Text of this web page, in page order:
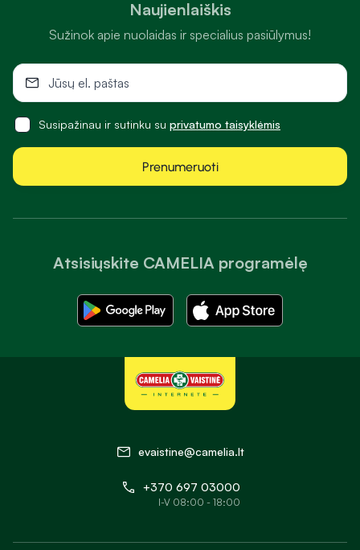
Atsisiųskite CAMELIA programėlę
Naujienlaiškis
Sužinok apie nuolaidas ir specialius pasiūlymus!
Susipažinau ir sutinku su privatumo taisyklėmis
Prenumeruoti
evaistine@camelia.lt
+370 697 03000
I-V 08:00 - 18:00